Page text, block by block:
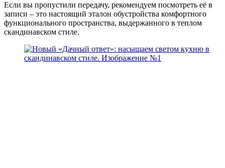
Если вы пропустили передачу, рекомендуем посмотреть её в
записи – это настоящий эталон обустройства комфортного
функционального пространства, выдержанного в теплом
скандинавском стиле.